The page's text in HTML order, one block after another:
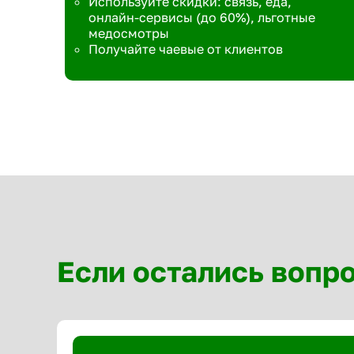
онлайн-сервисы (до 60%), льготные
медосмотры
Получайте чаевые от клиентов
Если остались